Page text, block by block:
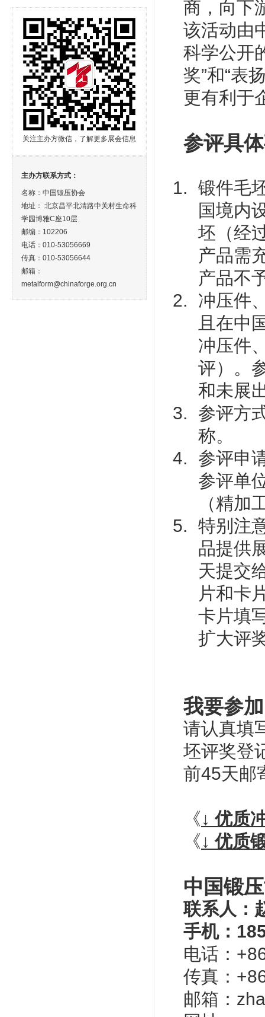
关注主办方微信，了解更多展会信息
主办方联系方式：
名称：中国锻压协会
地址： 北京昌平北清路中关村生命科
学园博雅C座10层
邮编：102206
电话：010-53056669
传真：010-53056644
邮箱：
metalform@chinaforge.org.cn
商，向下
该活动由
科学公开
奖”和“表
更有利于
参评具
锻件毛
国境内
坯（经
产品需
产品不
冲压件
且在中
冲压件
评）。
和未展
参评方
称。
参评申
参评单
（精加
特别注
品提供
天提交
片和卡
卡片填
扩大评
我要参加
请认真填
坯评奖登
前45天邮
《↓ 优质
《↓ 优质
（登录所需的用户
中国锻
联系人：
手机：
电话：
传真：
邮箱：